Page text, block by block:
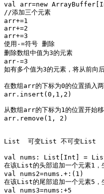
val arr=new
//添加三个元素
arr+=1
arr+=2
arr+=3
使用-=符号 删除
删除数组中值为3的元素
arr-=3
如有多个值为3的元素，将从前向
在数组arr的下标为0的位置插入
arr.insert(0,1,2)
从数组arr的下标为1的位置开始
arr.remove(1, 2)
List  可变List 不可变List
val nums: List[Int] =
在该List的头部追加一个元素1
val nums2=nums.+:(1)
在该List的尾部追加一个元素5
val nums3=nums:+5